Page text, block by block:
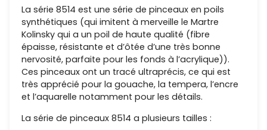
La série 8514 est une série de pinceaux en poils
synthétiques (qui imitent à merveille le Martre
Kolinsky qui a un poil de haute qualité (fibre
épaisse, résistante et d’ôtée d’une très bonne
nervosité, parfaite pour les fonds à l’acrylique)).
Ces pinceaux ont un tracé ultraprécis, ce qui est
très apprécié pour la gouache, la tempera, l’encre
et l’aquarelle notamment pour les détails.
La série de pinceaux 8514 a plusieurs tailles :